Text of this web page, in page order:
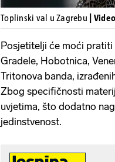
Toplinski val u Zagrebu |
Posjetitelji će moći pratiti
Gradele, Hobotnica,
Tritonova banda,
Zbog specifičnosti
uvjetima, što dodatno
jedinstvenost.